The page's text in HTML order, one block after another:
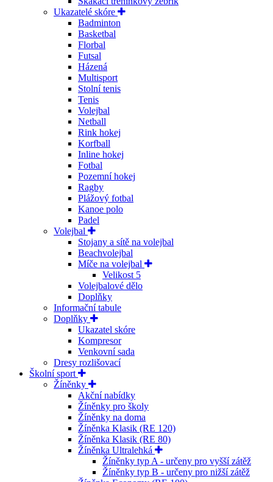
Ukazatelé skóre
Badminton
Basketbal
Florbal
Futsal
Házená
Multisport
Stolní tenis
Tenis
Volejbal
Netball
Rink hokej
Korfball
Inline hokej
Fotbal
Pozemní hokej
Ragby
Plážový fotbal
Kanoe polo
Padel
Volejbal
Stojany a sítě na volejbal
Beachvolejbal
Míče na volejbal
Velikost 5
Volejbalové dělo
Doplňky
Informační tabule
Doplňky
Ukazatel skóre
Kompresor
Venkovní sada
Dresy rozlišovací
Školní sport
Žíněnky
Akční nabídky
Žíněnky pro školy
Žíněnky na doma
Žíněnka Klasik (RE 120)
Žíněnka Klasik (RE 80)
Žíněnka Ultralehká
Žíněnky typ A - určeny pro vyšší zátěž
Žíněnky typ B - určeny pro nižší zátěž